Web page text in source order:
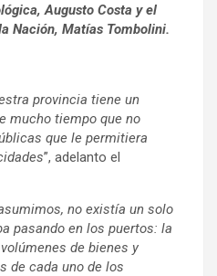
Augusto Costa y el
Nación, Matías Tombolini.
provincia tiene un
mucho tiempo que no
que le permitiera
”, adelanto el
no existía un solo
pasando en los puertos: la
de bienes y
de cada uno de los